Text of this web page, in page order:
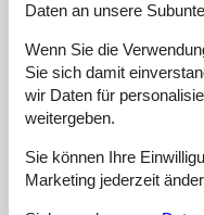
Unsere
Insgesamt:
Daten an unsere
Wenn Sie die
Sie sich damit
wir Daten für
weitergeben.
Sie können Ihre
Marketing jederzeit